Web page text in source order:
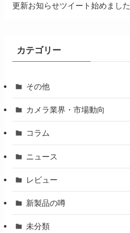
更新お知らせツイート始めました
カテゴリー
その他
カメラ業界・市場動向
コラム
ニュース
レビュー
新製品の噂
未分類